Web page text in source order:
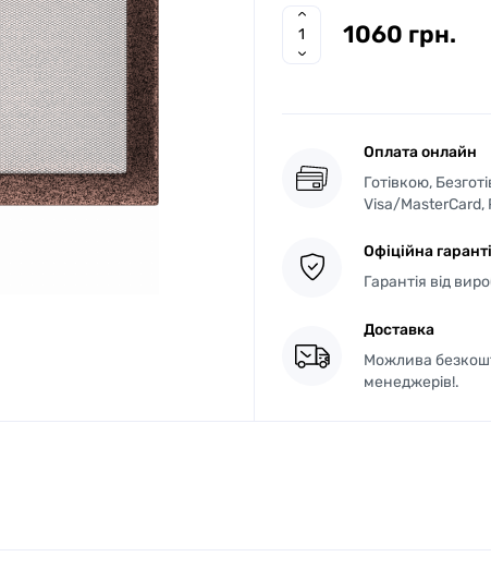
1060 грн.
Оплата онлайн
Готівкою,
Visa/MasterCard,
Офіційна
Гарантія від
Доставка
Можлива
менеджерів!.